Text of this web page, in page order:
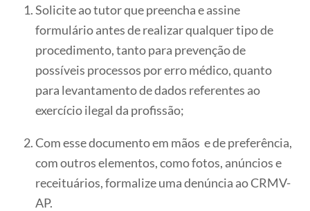
Solicite ao tutor que preencha e assine
formulário antes de realizar qualquer tipo de
procedimento, tanto para prevenção de
possíveis processos por erro médico, quanto
para levantamento de dados referentes ao
exercício ilegal da profissão;
Com esse documento em mãos e de preferência,
com outros elementos, como fotos, anúncios e
receituários, formalize uma denúncia ao CRMV-
AP.